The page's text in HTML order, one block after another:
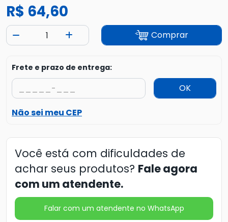
R$ 64,60
Comprar
Frete e prazo de entrega:
OK
Não sei meu CEP
Você está com dificuldades de
achar seus produtos? Fale agora
com um atendente.
Falar com um atendente no WhatsApp